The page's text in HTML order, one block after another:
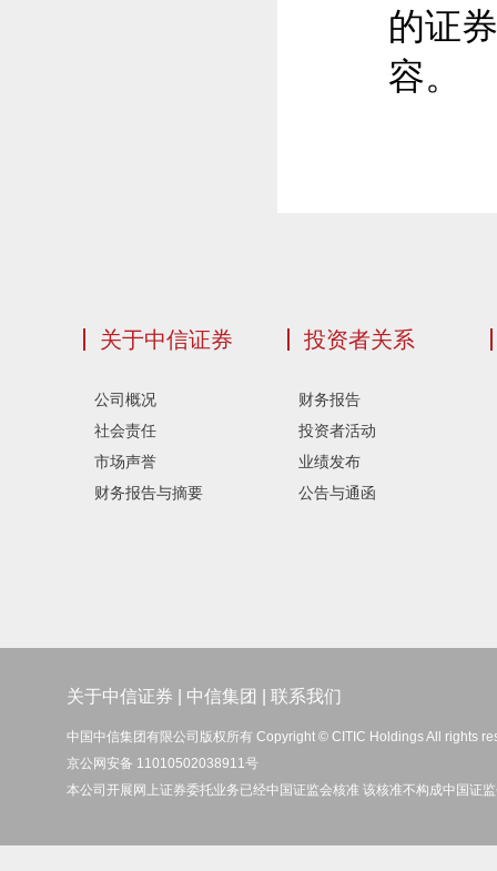
的证
容。
关于中信证券
公司概况
社会责任
市场声誉
财务报告与摘要
投资者关系
财务报告
投资者活动
业绩发布
公告与通函
关于中信证券 中信集团 联系我们
中国中信集团有限公司版权所有 Copyright © CITIC Holdings All rights
京公网安备 11010502038911号
本公司开展网上证券委托业务已经中国证监会核准 该核准不构成中国证